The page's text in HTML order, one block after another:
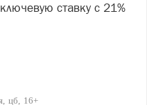
ставку с 21%
цб 16+